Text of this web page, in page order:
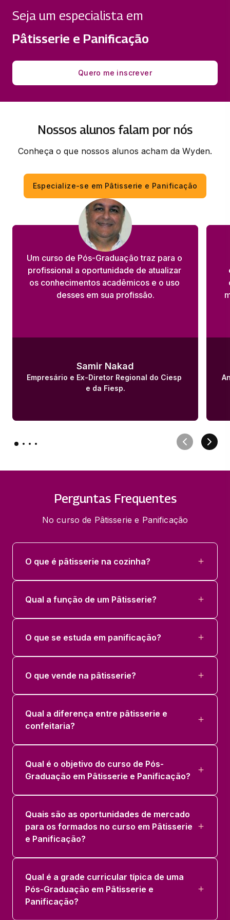
PÃES E SOBREMESAS REGIONAIS
33 horas
Seja um especialista em
Pâtisserie e Panificação
Quero me inscrever
Nossos alunos falam por nós
Conheça o que nossos alunos acham da Wyden.
Especialize-se em Pâtisserie e Panificação
Um curso de Pós-Graduação traz para o
profissional a oportunidade de atualizar
os conhecimentos acadêmicos e o uso
desses em sua profissão.
Samir Nakad
Empresário e Ex-Diretor Regional do Ciesp
e da Fiesp.
Perguntas Frequentes
No curso de Pâtisserie e Panificação
O que é pâtisserie na cozinha?
Qual a função de um Pâtisserie?
O que se estuda em panificação?
O que vende na pâtisserie?
Qual a diferença entre pâtisserie e
confeitaria?
Qual é o objetivo do curso de Pós-
Graduação em Pâtisserie e Panificação?
Quais são as oportunidades de mercado
para os formados no curso em Pâtisserie
e Panificação?
Qual é a grade curricular típica de uma
Pós-Graduação em Pâtisserie e
Panificação?